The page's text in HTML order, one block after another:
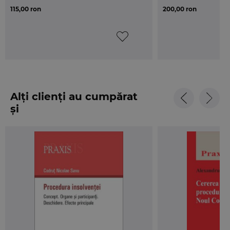
Viziunea autorului
insolventa, dar si ca teoretician al dreptului civil in
sens larg, am incercat ca prin aceasta lucrare sa
insolventa care sa asigure acel echilibru dintre
creditori si debitori, care reprezinta o linie de
granita „foarte fina”, in vederea realizarii scopului
efective a acestuia pentru redresarea activitatii
Considerand ca Legea nr. 85/2014 constituie un
progres substantial pentru legislatia interna in
materie de insolventa, acest aspect fiind
115,00 ron 200,00 ron
Alți clienți au cumpărat
și